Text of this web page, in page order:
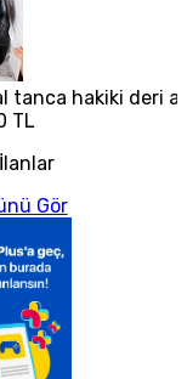
tanca hakiki deri
TL
Gör